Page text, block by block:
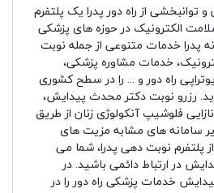
توانبخشی از راه دور پدرا یک پلتفرم
الکترونیک در حوزه های پزشکی
پدرا خدمات متنوعی از جمله نوبت
خدمات مشاوره پزشکی،
راه دور و ... را در سطح کشوری
رزرو نوبت دکتر محدث پیدایش،
فلوشیپ آنکولوژی زنان از طریق
سامانه های مشابه مزیت های
پلتفرم نوبت دهی پدرا، شما می
در ارتباط دائمی باشید. در
خدمات پزشکی راه دور را در